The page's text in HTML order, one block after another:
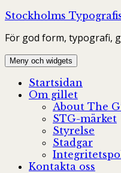
Hoppa
innehåll
Stockholms
För god form, typografi,
Meny och widgets
Startsidan
Om gillet
About The
STG-märket
Styrelse
Stadgar
Kontakta oss